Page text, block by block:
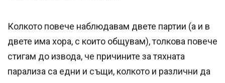
Колкото повече наблюдавам двете партии (а и в
двете има хора, с които общувам), толкова повече
стигам до извода, че причините за тяхната
парализа са едни и същи, колкото и различни да